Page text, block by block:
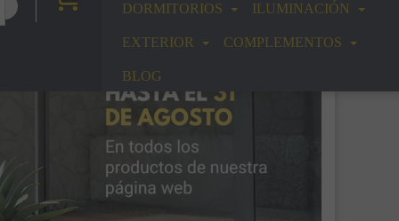
DORMITORIOS ILUMINACIÓN
EXTERIOR COMPLEMENTOS
BLOG